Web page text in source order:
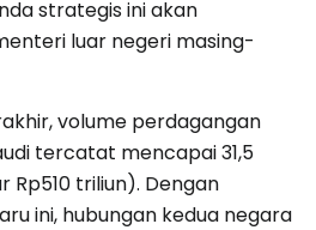
strategis ini akan
luar negeri masing-
volume perdagangan
tercatat mencapai 31,5
Rp510 triliun). Dengan
ini, hubungan kedua negara